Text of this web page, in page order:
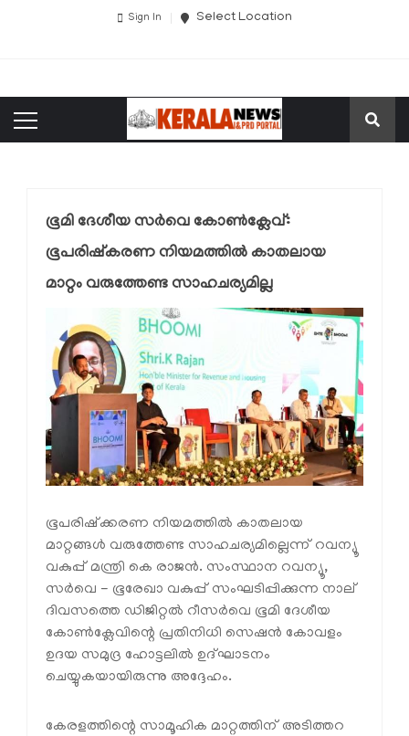
Sign In Select Location
ഭൂമി ദേശീയ സർവെ കോൺക്ലേവ്:
ഭൂപരിഷ്‌കരണ നിയമത്തിൽ കാതലായ
മാറ്റം വരുത്തേണ്ട സാഹചര്യമില്ല
ഭൂപരിഷ്‌ക്കരണ നിയമത്തിൽ കാതലായ
മാറ്റങ്ങൾ വരുത്തേണ്ട സാഹചര്യമില്ലെന്ന് റവന്യൂ
വകുപ്പ് മന്ത്രി കെ രാജൻ. സംസ്ഥാന റവന്യൂ,
സർവെ - ഭൂരേഖാ വകുപ്പ് സംഘടിപ്പിക്കുന്ന നാല്
ദിവസത്തെ ഡിജിറ്റൽ റീസർവെ ഭൂമി ദേശീയ
കോൺക്ലേവിന്റെ പ്രതിനിധി സെഷൻ കോവളം
ഉദയ സമുദ്ര ഹോട്ടലിൽ ഉദ്ഘാടനം
ചെയ്യുകയായിരുന്നു അദ്ദേഹം.
കേരളത്തിന്റെ സാമൂഹിക മാറ്റത്തിന് അടിത്തറ